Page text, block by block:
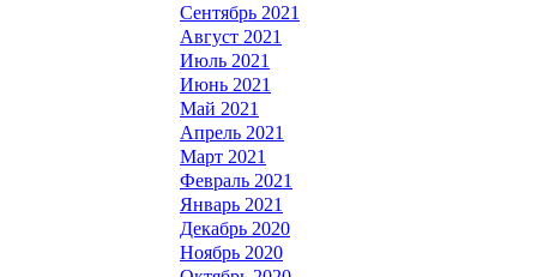
Сентябрь 2021
Август 2021
Июль 2021
Июнь 2021
Май 2021
Апрель 2021
Март 2021
Февраль 2021
Январь 2021
Декабрь 2020
Ноябрь 2020